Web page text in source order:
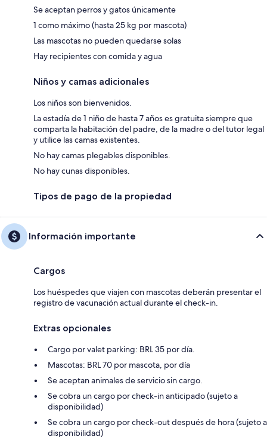
Se aceptan perros y gatos únicamente
1 como máximo (hasta 25 kg por mascota)
Las mascotas no pueden quedarse solas
Hay recipientes con comida y agua
Niños y camas adicionales
Los niños son bienvenidos.
La estadía de 1 niño de hasta 7 años es gratuita siempre que
comparta la habitación del padre, de la madre o del tutor legal
y utilice las camas existentes.
No hay camas plegables disponibles.
No hay cunas disponibles.
Tipos de pago de la propiedad
Información importante
Cargos
Los huéspedes que viajen con mascotas deberán presentar el
registro de vacunación actual durante el check-in.
Extras opcionales
Cargo por valet parking: BRL 35 por día.
Mascotas: BRL 70 por mascota, por día
Se aceptan animales de servicio sin cargo.
Se cobra un cargo por check-in anticipado (sujeto a
disponibilidad)
Se cobra un cargo por check-out después de hora (sujeto a
disponibilidad)